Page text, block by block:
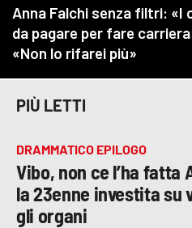
PIÙ LETTI
DRAMMATICO EPILOGO
Vibo, non ce l’ha fatta
la 23enne investita
gli organi